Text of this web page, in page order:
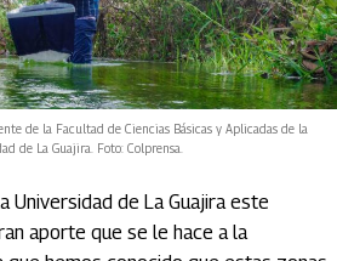
de la Facultad de Ciencias Básicas y Aplicadas de la
de La Guajira. Foto: Colprensa.
Universidad de La Guajira este
aporte que se le hace a la